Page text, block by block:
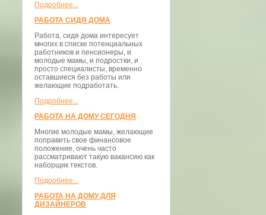
Подробнее...
РАБОТА СИДЯ ДОМА
Работа, сидя дома интересует
многих в списке потенциальных
работников и пенсионеры, и
молодые мамы, и подростки, и
просто специалисты, временно
оставшиеся без работы или
желающие подработать.
Подробнее...
РАБОТА НА ДОМУ СЕГОДНЯ
Многие молодые мамы, желающие
поправить свое финансовое
положение, очень часто
рассматривают такую вакансию как
наборщик текстов.
Подробнее...
РАБОТА НА ДОМУ ДЛЯ
ДИЗАЙНЕРОВ